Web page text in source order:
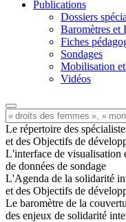
Publications
Dossiers
Baromètres et
Fiches
Sondages
Mobilisation
Vidéos
Le répertoire des
et des Objectifs de
L'interface de visualisation
de données de sondage
L'Agenda de la solidarité
et des Objectifs de
Le baromètre de la
des enjeux de solidarité